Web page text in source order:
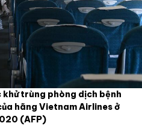
khử trùng phòng dịch bệnh
hãng Vietnam Airlines ở
(AFP)